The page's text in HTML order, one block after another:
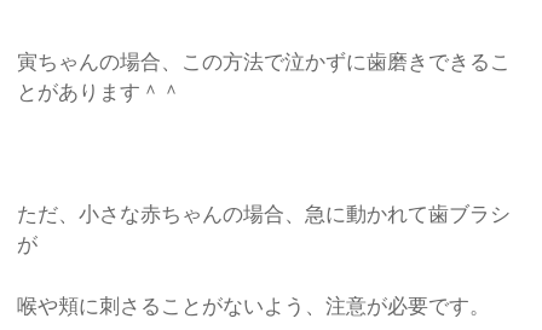
寅ちゃんの場合、この方法で泣かずに歯磨きできるこ
とがあります＾＾
ただ、小さな赤ちゃんの場合、急に動かれて歯ブラシ
が
喉や頬に刺さることがないよう、注意が必要です。